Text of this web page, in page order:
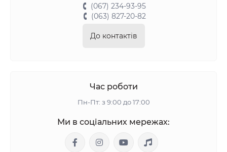
(067) 234-93-95
(063) 827-20-82
До контактів
Час роботи
Пн-Пт: з 9:00 до 17:00
Ми в соціальних мережах: